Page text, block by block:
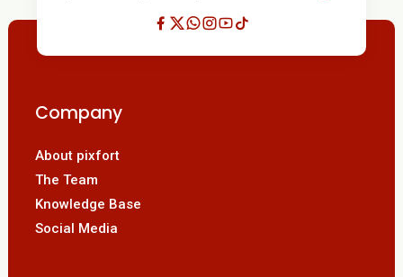
Company
About pixfort
The Team
Knowledge Base
Social Media